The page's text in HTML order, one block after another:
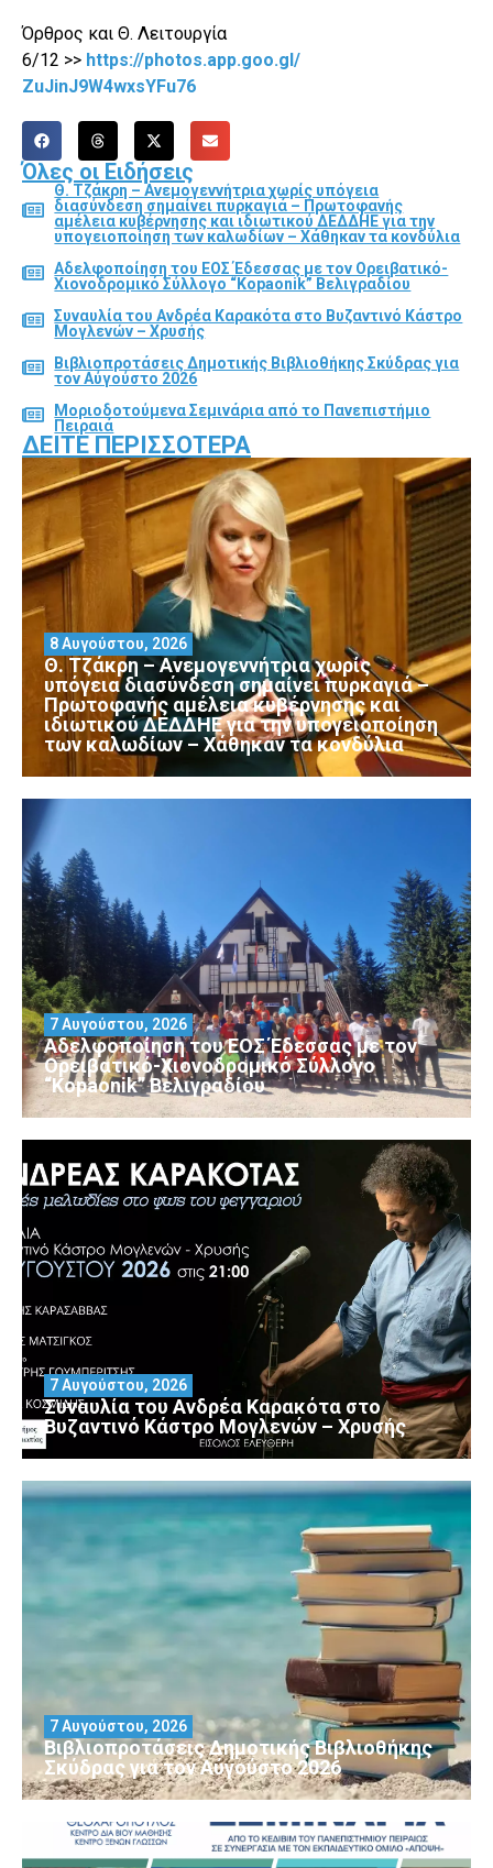
Όρθρος και Θ. Λειτουργία
6/12 >> https://photos.app.goo.gl/
ZuJinJ9W4wxsYFu76
Όλες οι Ειδήσεις
Θ. Τζάκρη – Ανεμογεννήτρια χωρίς υπόγεια
διασύνδεση σημαίνει πυρκαγιά – Πρωτοφανής
αμέλεια κυβέρνησης και ιδιωτικού ΔΕΔΔΗΕ για την
υπογειοποίηση των καλωδίων – Χάθηκαν τα κονδύλια
Αδελφοποίηση του ΕΟΣ Έδεσσας με τον Ορειβατικό-
Χιονοδρομικό Σύλλογο “Kopaonik” Βελιγραδίου
Συναυλία του Ανδρέα Καρακότα στο Βυζαντινό Κάστρο
Μογλενών – Χρυσής
Βιβλιοπροτάσεις Δημοτικής Βιβλιοθήκης Σκύδρας για
τον Αύγούστο 2026
Μοριοδοτούμενα Σεμινάρια από το Πανεπιστήμιο
Πειραιά
ΔΕΊΤΕ ΠΕΡΙΣΣΌΤΕΡΑ
Θ. Τζάκρη – Ανεμογεννήτρια χωρίς
υπόγεια διασύνδεση σημαίνει πυρκαγιά –
Πρωτοφανής αμέλεια κυβέρνησης και
ιδιωτικού ΔΕΔΔΗΕ για την υπογειοποίηση
των καλωδίων – Χάθηκαν τα κονδύλια
8 Αυγούστου, 2026
Αδελφοποίηση του ΕΟΣ Έδεσσας με τον
Ορειβατικό-Χιονοδρομικό Σύλλογο
“Kopaonik” Βελιγραδίου
7 Αυγούστου, 2026
Συναυλία του Ανδρέα Καρακότα στο
Βυζαντινό Κάστρο Μογλενών – Χρυσής
7 Αυγούστου, 2026
Βιβλιοπροτάσεις Δημοτικής Βιβλιοθήκης
Σκύδρας για τον Αύγούστο 2026
7 Αυγούστου, 2026